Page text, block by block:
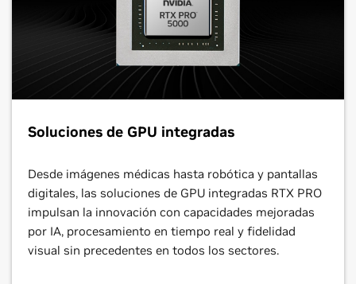
Soluciones de GPU integradas
Desde imágenes médicas hasta robótica y pantallas
digitales, las soluciones de GPU integradas RTX PRO
impulsan la innovación con capacidades mejoradas
por IA, procesamiento en tiempo real y fidelidad
visual sin precedentes en todos los sectores.